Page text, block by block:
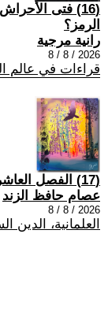
(16) فتى
الرمز؟
رانية مرجية
2026 / 8 / 8
قراءات في عالم
(17) الفصل العاشر محمد بن عبد الوهاب 2
عصام حافظ الزند
2026 / 8 / 8
العلمانية، الدين